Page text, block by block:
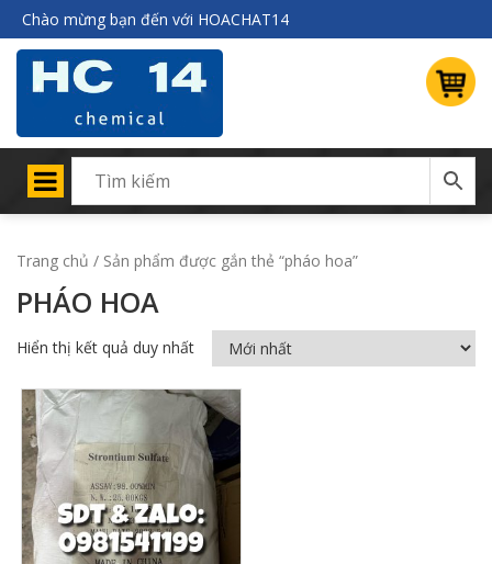
Chào mừng bạn đến với HOACHAT14
Trang chủ / Sản phẩm được gắn thẻ “pháo hoa”
PHÁO HOA
Hiển thị kết quả duy nhất